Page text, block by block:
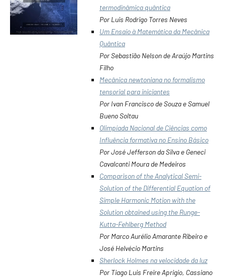
termodinâmica quântica
Por Luis Rodrigo Torres Neves
Um Ensaio à Matemática da Mecânica
Quântica
Por Sebastião Nelson de Araújo Martins
Filho
Mecânica newtoniana no formalismo
tensorial para iniciantes
Por Ivan Francisco de Souza e Samuel
Bueno Soltau
Olimpíada Nacional de Ciências como
Influência formativa no Ensino Básico
Por José Jefferson da Silva e Geneci
Cavalcanti Moura de Medeiros
Comparison of the Analytical Semi-
Solution of the Differential Equation of
Simple Harmonic Motion with the
Solution obtained using the Runge-
Kutta-Fehlberg Method
Por Marco Aurélio Amarante Ribeiro e
José Helvécio Martins
Sherlock Holmes na velocidade da luz
Por Tiago Luis Freire Aprigio, Cassiano